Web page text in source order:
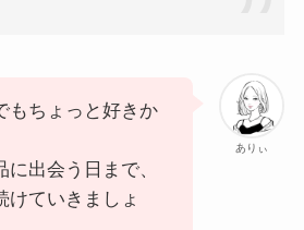
ありぃ
もちょっと好きか
出会う日まで、
けていきましょ